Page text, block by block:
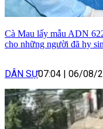
Cà Mau lấy mẫu ADN
cho những người đã hy
DÂN SỰ07:04 06/08/